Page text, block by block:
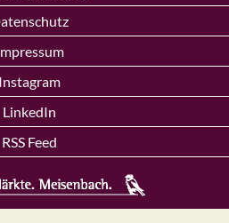
Instagram
LinkedIn
RSS Feed